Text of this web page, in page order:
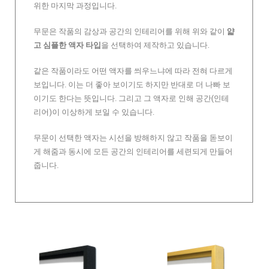
위한 마지막 과정입니다.
무문은 작품의 감상과 공간의 인테리어를 위해 위와 같이 얇
고 심플한 액자 타입 을 선택하여 제작하고 있습니다.
같은 작품이라도 어떤 액자를 씌우느냐에 따라 전혀 다르게
보입니다. 이는 더 좋아 보이기도 하지만 반대로 더 나빠 보
이기도 한다는 뜻입니다. 그리고 그 액자로 인해 공간(인테
리어)이 이상하게 보일 수 있습니다.
무문이 선택한 액자는 시선을 방해하지 않고 작품을 돋보이
게 해줌과 동시에 모든 공간의 인테리어를 세련되게 만들어
줍니다.